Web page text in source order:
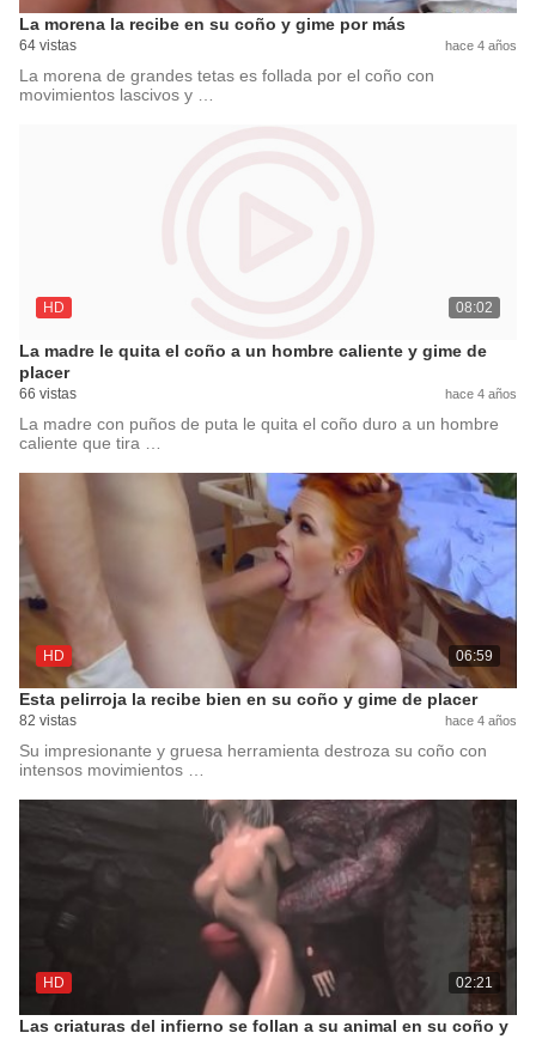
La morena la recibe en su coño y gime por más
64 vistas hace 4 años
La morena de grandes tetas es follada por el coño con
movimientos lascivos y …
HD 08:02
La madre le quita el coño a un hombre caliente y gime de
placer
66 vistas hace 4 años
La madre con puños de puta le quita el coño duro a un hombre
caliente que tira …
HD 06:59
Esta pelirroja la recibe bien en su coño y gime de placer
82 vistas hace 4 años
Su impresionante y gruesa herramienta destroza su coño con
intensos movimientos …
HD 02:21
Las criaturas del infierno se follan a su animal en su coño y